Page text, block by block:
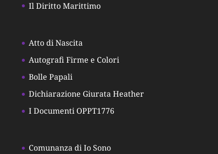
Il Diritto Marittimo
Atto di Nascita
Autografi Firme e Colori
Bolle Papali
Dichiarazione Giurata Heather
I Documenti OPPT1776
Comunanza di Io Sono